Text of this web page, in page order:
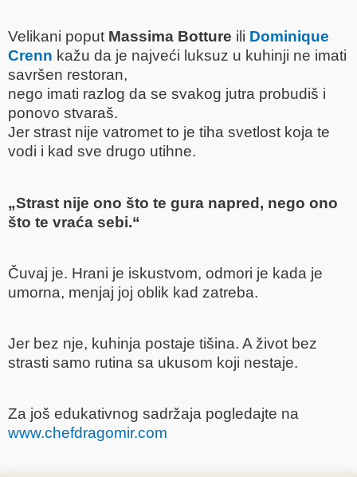
Velikani poput Massima Botture ili Dominique
Crenn kažu da je najveći luksuz u kuhinji ne imati
savršen restoran,
nego imati razlog da se svakog jutra probudiš i
ponovo stvaraš.
Jer strast nije vatromet to je tiha svetlost koja te
vodi i kad sve drugo utihne.
„Strast nije ono što te gura napred, nego ono
što te vraća sebi.“
Čuvaj je. Hrani je iskustvom, odmori je kada je
umorna, menjaj joj oblik kad zatreba.
Jer bez nje, kuhinja postaje tišina. A život bez
strasti samo rutina sa ukusom koji nestaje.
Za još edukativnog sadržaja pogledajte na
www.chefdragomir.com